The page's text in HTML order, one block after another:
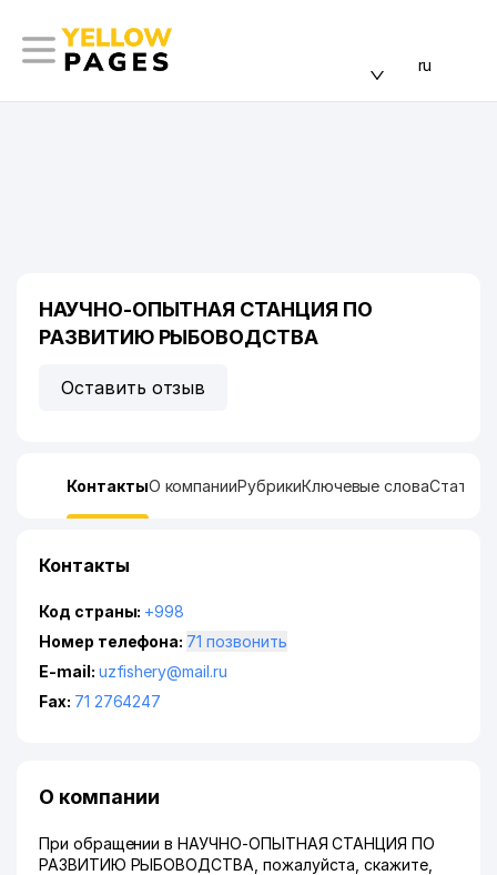
ru
НАУЧНО-ОПЫТНАЯ СТАНЦИЯ ПО
РАЗВИТИЮ РЫБОВОДСТВА
Оставить отзыв
КонтактыО компанииРубрикиКлючевые слова
Контакты
Код страны: +998
Номер телефона:
71 позвонить
E-mail: uzfishery@mail.ru
Fax: 71 2764247
О компании
При обращении в НАУЧНО-ОПЫТНАЯ СТАНЦИЯ ПО
РАЗВИТИЮ РЫБОВОДСТВА, пожалуйста, скажите,